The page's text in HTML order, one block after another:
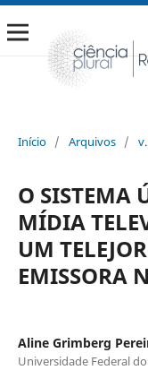
Início / Arquivos /
O SISTEMA
MÍDIA
UM
EMISSORA
Aline Grimberg
Universidade Federal